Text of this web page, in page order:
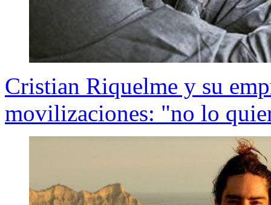
Cristian Riquelme y su
movilizaciones: "no lo